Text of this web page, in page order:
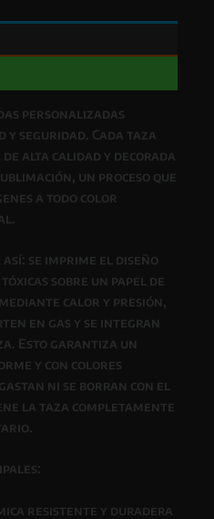
personalizadas
y seguridad. Cada taza
de alta calidad y decorada
, un proceso que
a todo color
se imprime el diseño
sobre un papel de
calor y presión,
en gas y se integran
Esto garantiza un
y con colores
ni se borran con el
la taza completamente
.
resistente y duradera